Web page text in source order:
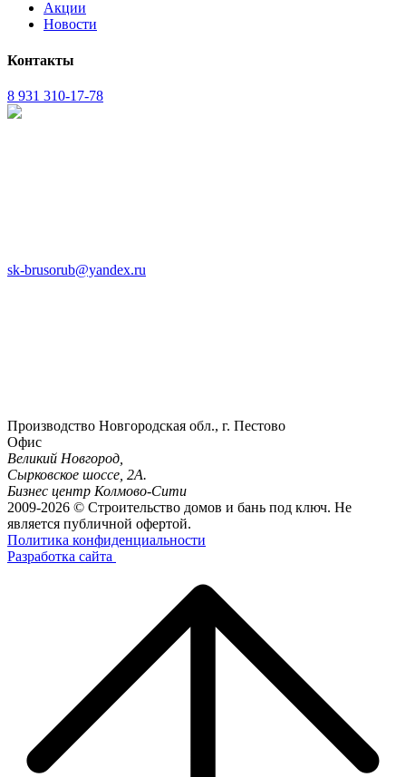
Акции
Новости
Контакты
8 931 310-17-78
sk-brusorub@yandex.ru
Производство Новгородская обл., г. Пестово
Офис
Великий Новгород,
Сырковское шоссе, 2А.
Бизнес центр Колмово-Сити
2009-2026 © Строительство домов и бань под ключ. Не
является публичной офертой.
Политика конфиденциальности
Разработка сайта